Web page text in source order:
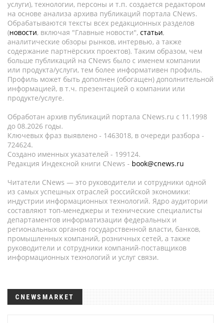
услуги), технологии, персоны и т.п. создается редактором
на основе анализа архива публикаций портала CNews.
Обрабатываются тексты всех редакционных разделов
(новости, включая "Главные новости", статьи,
аналитические обзоры рынков, интервью, а также
содержание партнёрских проектов). Таким образом, чем
больше публикаций на CNews было с именем компании
или продукта/услуги, тем более информативен профиль.
Профиль может быть дополнен (обогащен) дополнительной
информацией, в т.ч. презентацией о компании или
продукте/услуге.
Обработан архив публикаций портала CNews.ru c 11.1998
до 08.2026 годы.
Ключевых фраз выявлено - 1463018, в очереди разбора -
724624.
Создано именных указателей - 199124.
Редакция Индексной книги CNews - book@cnews.ru
Читатели CNews — это руководители и сотрудники одной
из самых успешных отраслей российской экономики:
индустрии информационных технологий. Ядро аудитории
составляют топ-менеджеры и технические специалисты
департаментов информатизации федеральных и
региональных органов государственной власти, банков,
промышленных компаний, розничных сетей, а также
руководители и сотрудники компаний-поставщиков
информационных технологий и услуг связи.
CNEWSMARKET